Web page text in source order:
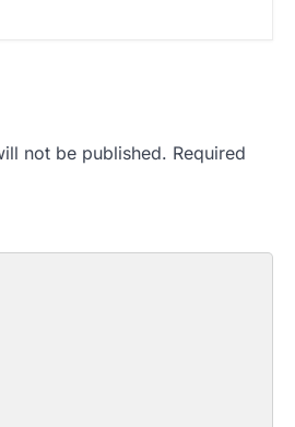
not be published. Required